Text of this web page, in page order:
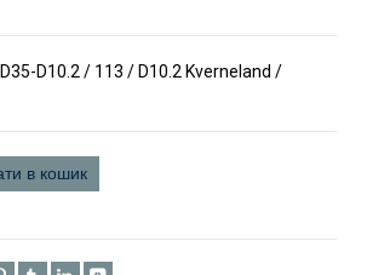
D10.2 / 113 / D10.2 Kverneland /
в кошик